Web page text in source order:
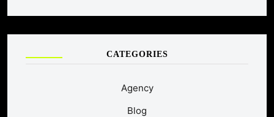
CATEGORIES
Agency
Blog